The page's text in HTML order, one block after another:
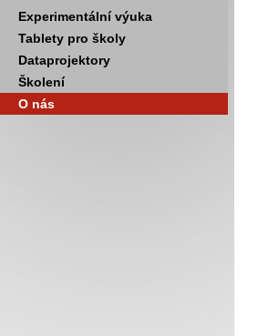
Experimentální výuka
Tablety pro školy
Dataprojektory
Školení
O nás